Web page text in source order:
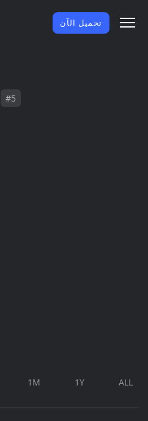
تحميل الآن
#5
1M 1Y ALL